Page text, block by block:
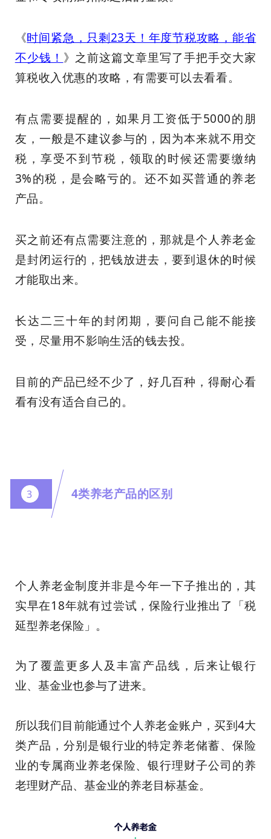
《时间紧急，只剩23天！年度节税攻略，能省
不少钱！ 》之前这篇文章里写了手把手交大家
算税收入优惠的攻略，有需要可以去看看。
有点需要提醒的，如果月工资低于5000的朋
友，一般是不建议参与的，因为本来就不用交
税，享受不到节税，领取的时候还需要缴纳
3%的税，是会略亏的。还不如买普通的养老
产品。
买之前还有点需要注意的，那就是个人养老金
是封闭运行的，把钱放进去，要到退休的时候
才能取出来。
长达二三十年的封闭期，要问自己能不能接
受，尽量用不影响生活的钱去投。
目前的产品已经不少了，好几百种，得耐心看
看有没有适合自己的。
3 4类养老产品的区别
个人养老金制度并非是今年一下子推出的，其
实早在18年就有过尝试，保险行业推出了 「税
延型养老保险」。
为了覆盖更多人及丰富产品线，后来让银行
业、基金业也参与了进来。
所以我们目前能通过个人养老金账户，买到4大
类产品，分别是银行业的特定养老储蓄、保险
业的专属商业养老保险、银行理财子公司的养
老理财产品、基金业的养老目标基金。